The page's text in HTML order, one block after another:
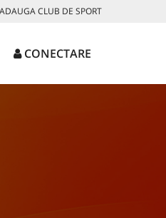
CLUB DE SPORT
CONECTARE